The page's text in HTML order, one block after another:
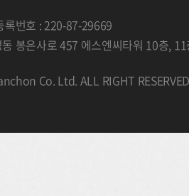
번호 : 220-87-29669
봉은사로 457 에스엔씨타워 10층,
Co. Ltd. ALL RIGHT